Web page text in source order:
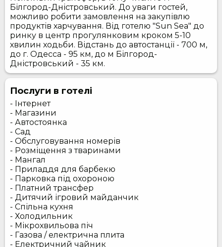
Білгород-Дністровський. До уваги гостей,
можливо робити замовлення на закупівлю
продуктів харчування. Від готелю "Sun Sea" до
ринку в центр прогулянковим кроком 5-10
хвилин ходьби. Відстань до автостанції - 700 м,
до г. Одесса - 95 км, до м Білгород-
Дністровський - 35 км.
Послуги в готелі
- Інтернет
- Магазини
- Автостоянка
- Сад
- Обслуговування номерів
- Розміщення з тваринами
- Мангал
- Приладдя для барбекю
- Парковка під охороною
- Платний трансфер
- Дитячий ігровий майданчик
- Спільна кухня
- Холодильник
- Мікрохвильова піч
- Газова / електрична плита
- Електричний чайник